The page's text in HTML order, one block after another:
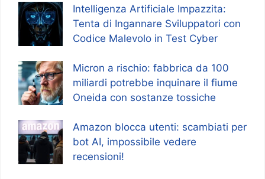
Intelligenza Artificiale Impazzita:
Tenta di Ingannare Sviluppatori con
Codice Malevolo in Test Cyber
Micron a rischio: fabbrica da 100
miliardi potrebbe inquinare il fiume
Oneida con sostanze tossiche
Amazon blocca utenti: scambiati per
bot AI, impossibile vedere
recensioni!